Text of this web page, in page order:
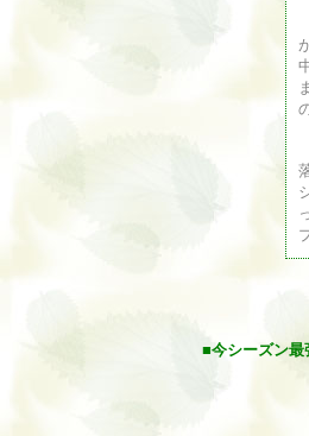
■今シーズン最